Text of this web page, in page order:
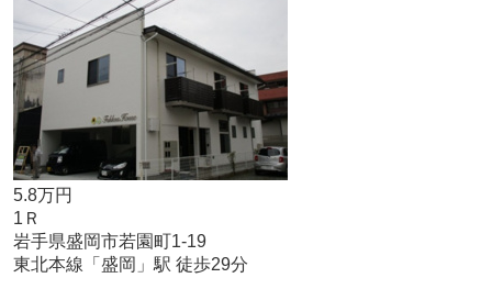
5.8万円
1Ｒ
岩手県盛岡市若園町1-19
東北本線「盛岡」駅 徒歩29分